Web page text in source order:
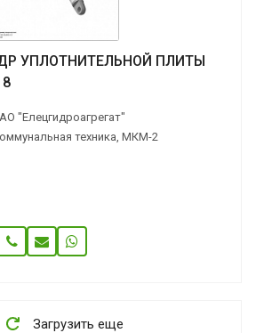
УПЛОТНИТЕЛЬНОЙ ПЛИТЫ
"Елецгидроагрегат"
техника, МКМ-2
Загрузить еще